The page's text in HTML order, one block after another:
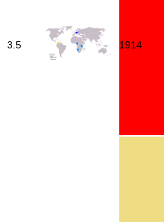
3.5 1914